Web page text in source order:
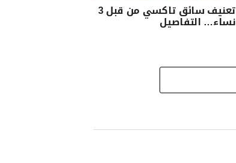
تعنيف سائق تاكسي من قبل 3
نساء… التفاصيل